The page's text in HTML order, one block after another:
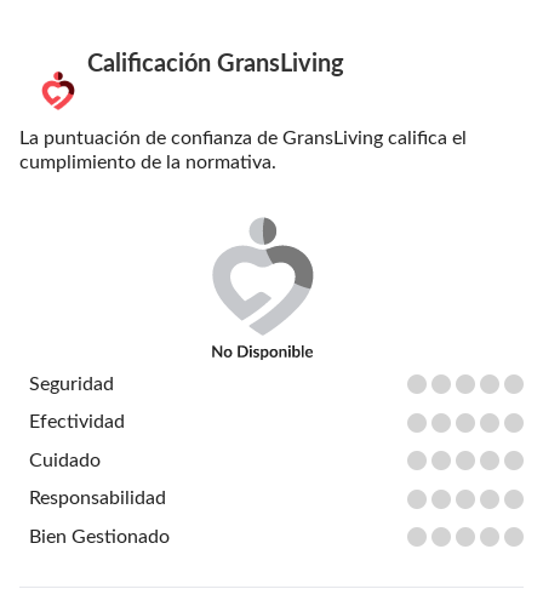
Calificación GransLiving
La puntuación de confianza de GransLiving califica el
cumplimiento de la normativa.
Seguridad
Efectividad
Cuidado
Responsabilidad
Bien Gestionado